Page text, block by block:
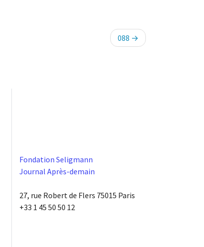
088
Fondation Seligmann
Journal Après-demain
27, rue Robert de Flers 75015 Paris
+33 1 45 50 50 12